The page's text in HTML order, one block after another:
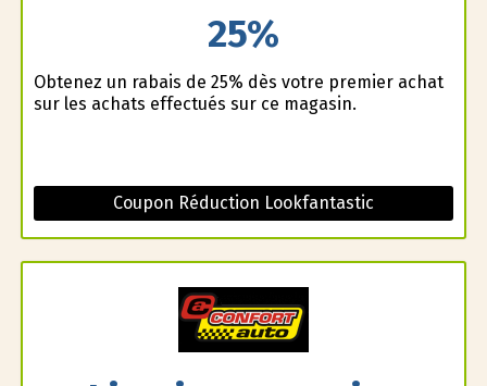
25%
Obtenez un rabais de 25% dès votre premier achat
sur les achats effectués sur ce magasin.
Coupon Réduction Lookfantastic